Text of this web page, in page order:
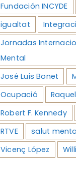
Fundación INCYDE
igualtat
Jornadas
Mental
José Luis Bonet
Ocupació
Robert F. Kennedy
RTVE
salut
Vicenç López